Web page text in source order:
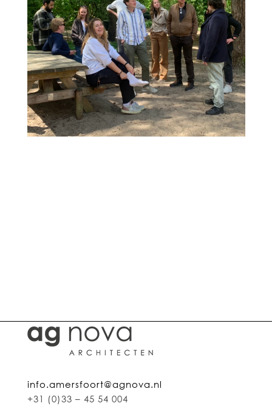
agnova
info.amersfoort@agnova.nl
+31 (0)33 – 45 54 004